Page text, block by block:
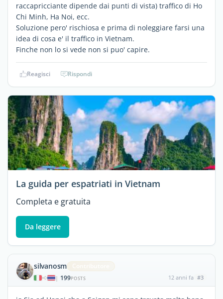
raccapricciante dipende dai punti di vista) traffico di Ho
Chi Minh, Ha Noi, ecc.
Soluzione pero' rischiosa e prima di noleggiare farsi una
idea di cosa e' il traffico in Vietnam.
Finche non lo si vede non si puo' capire.
Reagisci Rispondi
La guida per espatriati in Vietnam
Completa e gratuita
Da leggere
silvanosm Contributore
| 199POSTS 12 anni fa #3